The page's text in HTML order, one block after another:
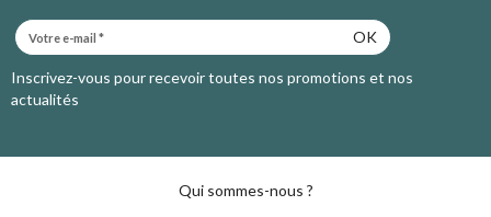
OK
Inscrivez-vous pour recevoir toutes nos promotions et nos
actualités
Qui sommes-nous ?